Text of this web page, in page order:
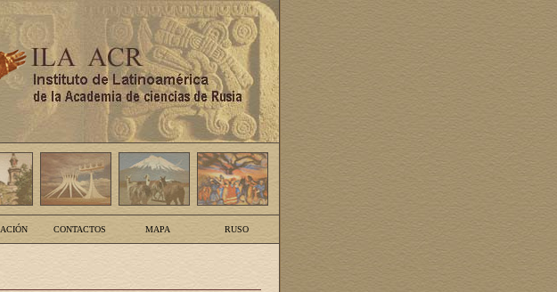
CONTACTOS MAPA RUSO